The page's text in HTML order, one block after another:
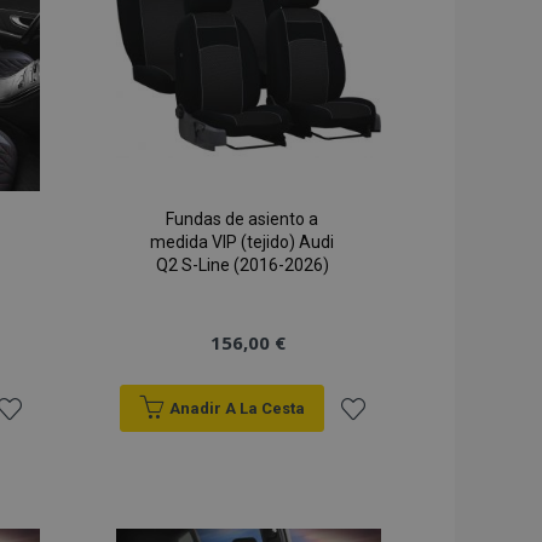
Deseos
Fundas de asiento a
medida VIP (tejido) Audi
Q2 S-Line (2016-2026)
156,00 €
Anadir A La Cesta
mensajes de
que se muestran
de
varios mensajes
de la cookie
productos
para facilitar la
los datos de
productos vistos
local. Se
de traducción
productos